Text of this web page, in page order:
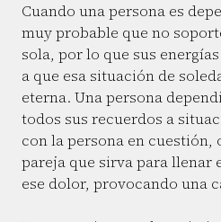
Cuando una persona es
muy probable que no
sola, por lo que sus
a que esa situación de
eterna. Una persona
todos sus recuerdos a
con la persona en cuestión,
pareja que sirva para llenar
ese dolor, provocando una